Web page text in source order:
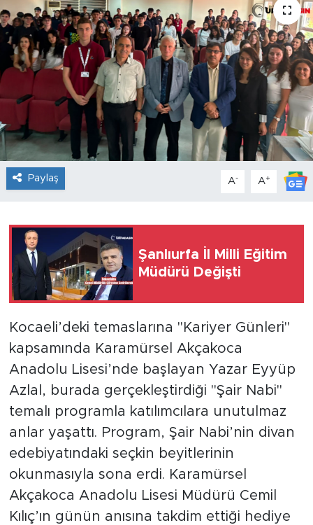
Paylaş A- A+
Şanlıurfa İl Milli Eğitim
Müdürü Değişti
Kocaeli’deki temaslarına "Kariyer Günleri"
kapsamında Karamürsel Akçakoca
Anadolu Lisesi’nde başlayan Yazar Eyyüp
Azlal, burada gerçekleştirdiği "Şair Nabi"
temalı programla katılımcılara unutulmaz
anlar yaşattı. Program, Şair Nabi’nin divan
edebiyatındaki seçkin beyitlerinin
okunmasıyla sona erdi. Karamürsel
Akçakoca Anadolu Lisesi Müdürü Cemil
Kılıç’ın günün anısına takdim ettiği hediye